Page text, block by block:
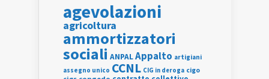
agevolazioni
agricoltura
ammortizzatori
sociali ANPALAppalto artigiani
assegno unico CCNL CIG in deroga cigo